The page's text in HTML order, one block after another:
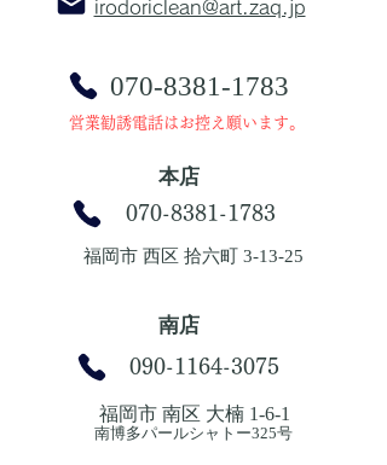
irodoriclean@art.zaq.jp
070-8381-1783
​営業勧誘電話はお控え願います。
本店
070-8381-1783
福岡市 西区 拾六町 3-13-25
南店
090-1164-3075
福岡市 南区 大楠 1-6-1
南博多パールシャトー325号